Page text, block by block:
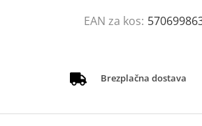
EAN za kos:
Brezplačna dostava